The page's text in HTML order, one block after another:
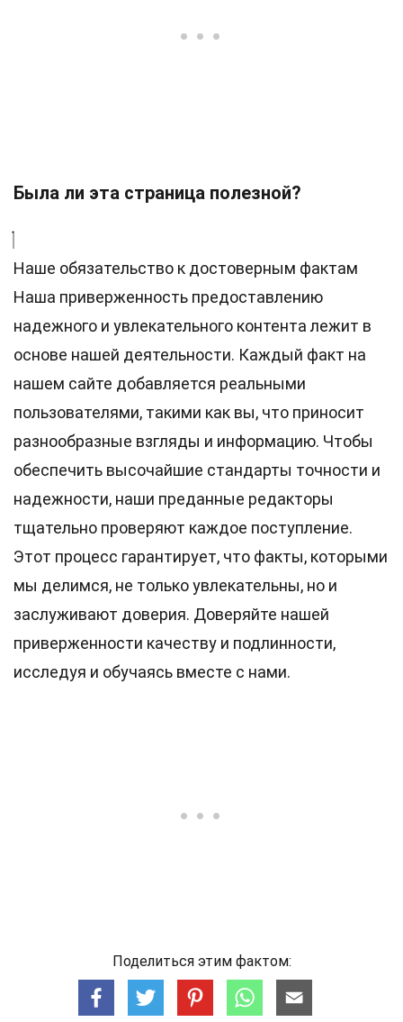
Была ли эта страница полезной?
Наше обязательство к достоверным фактам
Наша приверженность предоставлению
надежного и увлекательного контента лежит в
основе нашей деятельности. Каждый факт на
нашем сайте добавляется реальными
пользователями, такими как вы, что приносит
разнообразные взгляды и информацию. Чтобы
обеспечить высочайшие стандарты точности и
надежности, наши преданные редакторы
тщательно проверяют каждое поступление.
Этот процесс гарантирует, что факты, которыми
мы делимся, не только увлекательны, но и
заслуживают доверия. Доверяйте нашей
приверженности качеству и подлинности,
исследуя и обучаясь вместе с нами.
Поделиться этим фактом: